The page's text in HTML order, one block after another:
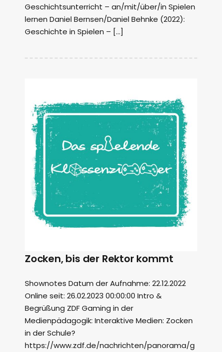
Geschichtsunterricht – an/mit/über/in Spielen
lernen Daniel Bernsen/Daniel Behnke (2022):
Geschichte in Spielen – […]
Zocken, bis der Rektor kommt
Shownotes Datum der Aufnahme: 22.12.2022
Online seit: 26.02.2023 00:00:00 Intro &
Begrüßung ZDF Gaming in der
Medienpädagogik: Interaktive Medien: Zocken
in der Schule?
https://www.zdf.de/nachrichten/panorama/g